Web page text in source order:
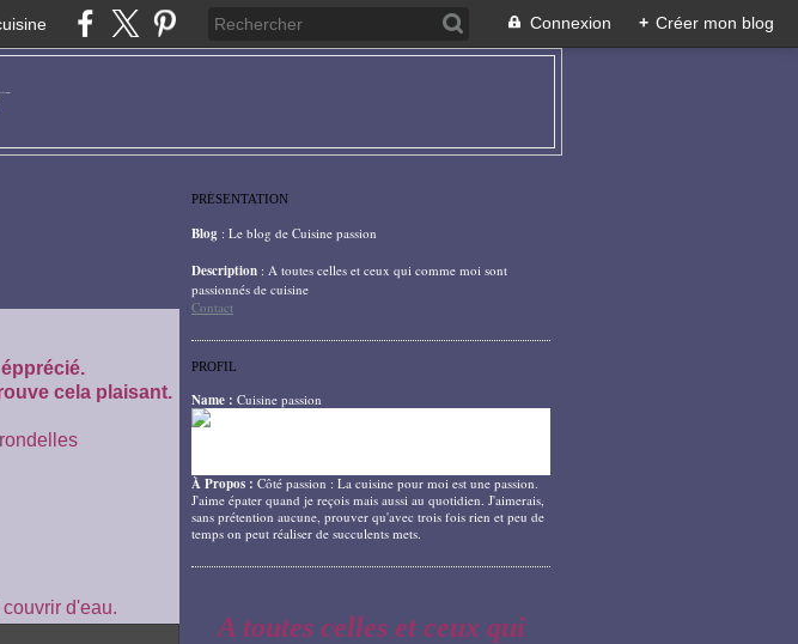
Connexion + Créer mon blog
cela plaisant.
d'eau.
PRÉSENTATION
Blog : Le blog de Cuisine passion
Description : A toutes celles et ceux qui comme moi sont
passionnés de cuisine
Contact
PROFIL
Name : Cuisine passion
À Propos : Côté passion : La cuisine pour moi est une passion.
J'aime épater quand je reçois mais aussi au quotidien. J'aimerais,
sans prétention aucune, prouver qu'avec trois fois rien et peu de
temps on peut réaliser de succulents mets.
A toutes celles et ceux qui